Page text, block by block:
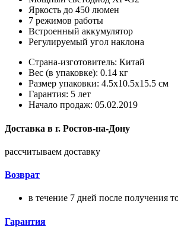
Яркость до 450 люмен
7 режимов работы
Встроенный аккумулятор
Регулируемый угол наклона
Страна-изготовитель: Китай
Вес (в упаковке): 0.14 кг
Размер упаковки: 4.5x10.5x15.5 см
Гарантия: 5 лет
Начало продаж: 05.02.2019
Доставка в г. Ростов-на-Дону
рассчитываем доставку
Возврат
в течение 7 дней после получения
Гарантия